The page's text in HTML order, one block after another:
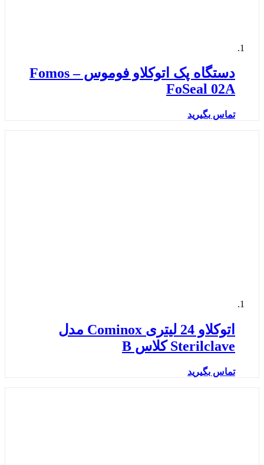
دستگاه پک اتوکلاو فوموس – Fomos
FoSeal 02A
تماس بگیرید
اتوکلاو 24 لیتری Cominox مدل
Sterilclave کلاس B
تماس بگیرید